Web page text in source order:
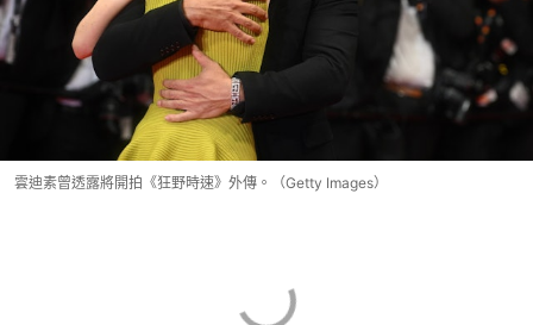
雲迪素曾透露將開拍《狂野時速》外傳。（Getty Images）